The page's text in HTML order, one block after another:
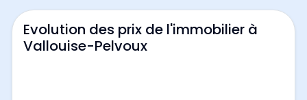
Evolution des prix de l'immobilier à
Vallouise-Pelvoux